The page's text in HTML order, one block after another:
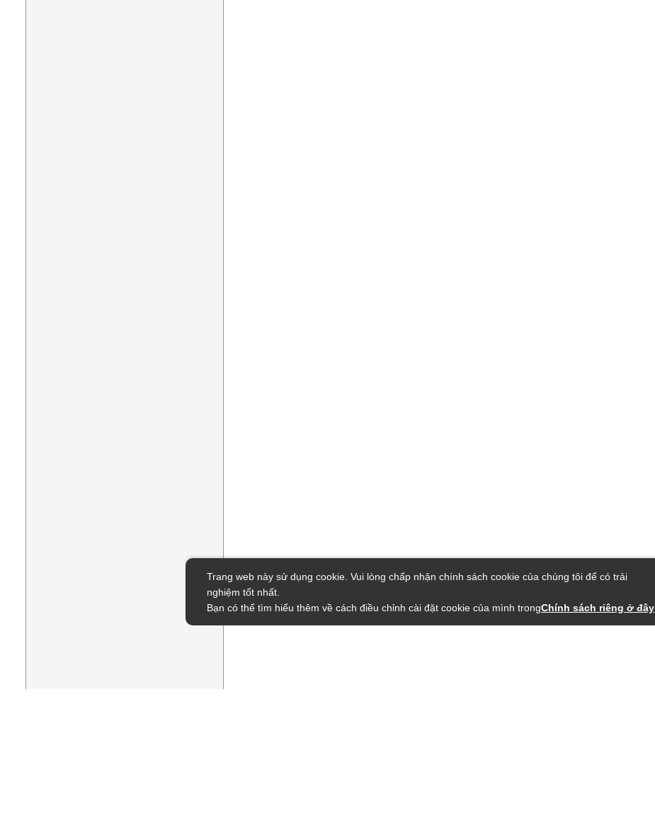
Trang web này sử dụng cookie. Vui lòng chấp nhận chính sách cookie của chúng tôi để có trải
nghiệm tốt nhất.
Bạn có thể tìm hiểu thêm về cách điều chỉnh cài đặt cookie của mình trongChính sách riêng ở đây